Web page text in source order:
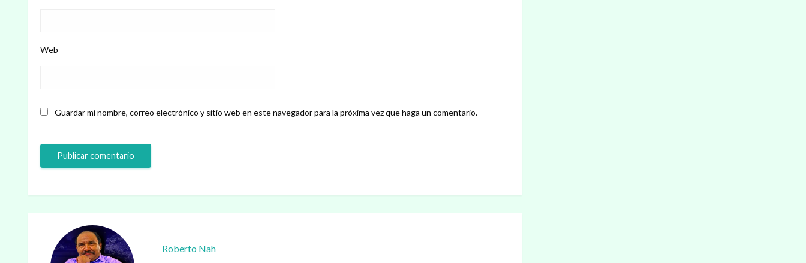
Web
Guardar mi nombre, correo electrónico y sitio web en este navegador para la próxima vez que haga un comentario.
Roberto Nah